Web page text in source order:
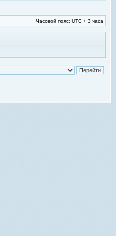
Часовой пояс: UTC + 3 часа